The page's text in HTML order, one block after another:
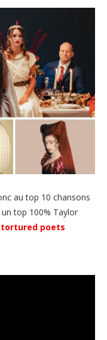
au top 10 chansons
top 100% Taylor
tortured poets